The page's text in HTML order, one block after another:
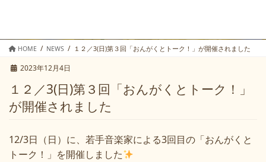
HOME NEWS １２／3(日)第３回「おんがくとトーク！」が開催されました
2023年12月4日
１２／3(日)第３回「おんがくとトーク！」
が開催されました
12/3日（日）に、若手音楽家による3回目の「おんがくと
トーク！」を開催しました